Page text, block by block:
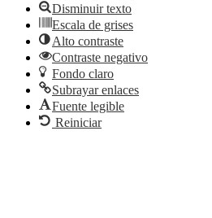
Disminuir texto
Escala de grises
Alto contraste
Contraste negativo
Fondo claro
Subrayar enlaces
Fuente legible
Reiniciar